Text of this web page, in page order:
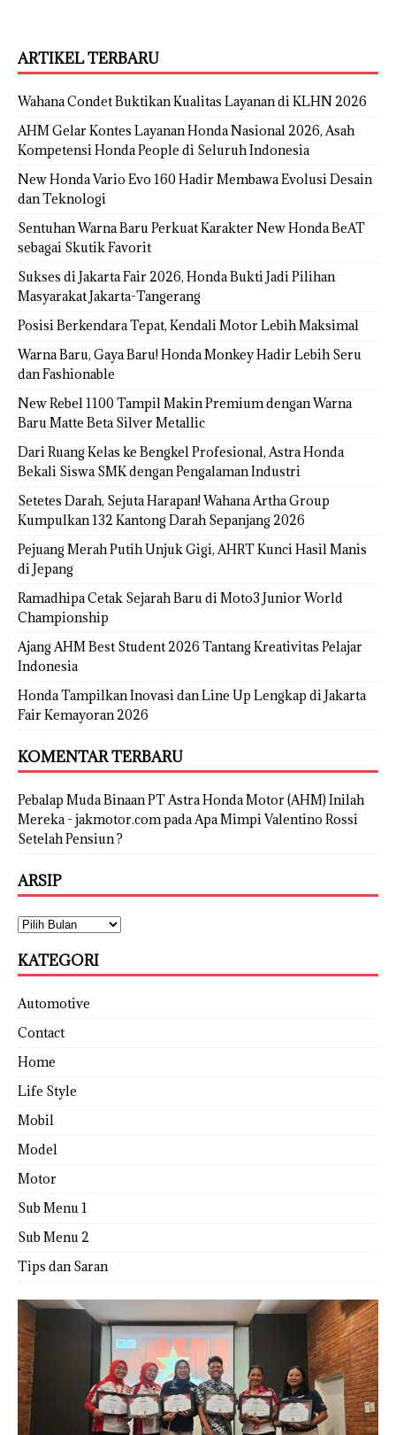
ARTIKEL TERBARU
Wahana Condet Buktikan Kualitas Layanan di KLHN 2026
AHM Gelar Kontes Layanan Honda Nasional 2026, Asah
Kompetensi Honda People di Seluruh Indonesia
New Honda Vario Evo 160 Hadir Membawa Evolusi Desain
dan Teknologi
Sentuhan Warna Baru Perkuat Karakter New Honda BeAT
sebagai Skutik Favorit
Sukses di Jakarta Fair 2026, Honda Bukti Jadi Pilihan
Masyarakat Jakarta-Tangerang
Posisi Berkendara Tepat, Kendali Motor Lebih Maksimal
Warna Baru, Gaya Baru! Honda Monkey Hadir Lebih Seru
dan Fashionable
New Rebel 1100 Tampil Makin Premium dengan Warna
Baru Matte Beta Silver Metallic
Dari Ruang Kelas ke Bengkel Profesional, Astra Honda
Bekali Siswa SMK dengan Pengalaman Industri
Setetes Darah, Sejuta Harapan! Wahana Artha Group
Kumpulkan 132 Kantong Darah Sepanjang 2026
Pejuang Merah Putih Unjuk Gigi, AHRT Kunci Hasil Manis
di Jepang
Ramadhipa Cetak Sejarah Baru di Moto3 Junior World
Championship
Ajang AHM Best Student 2026 Tantang Kreativitas Pelajar
Indonesia
Honda Tampilkan Inovasi dan Line Up Lengkap di Jakarta
Fair Kemayoran 2026
KOMENTAR TERBARU
Pebalap Muda Binaan PT Astra Honda Motor (AHM) Inilah
Mereka - jakmotor.compadaApa Mimpi Valentino Rossi
Setelah Pensiun ?
ARSIP
KATEGORI
Automotive
Contact
Home
Life Style
Mobil
Model
Motor
Sub Menu 1
Sub Menu 2
Tips dan Saran